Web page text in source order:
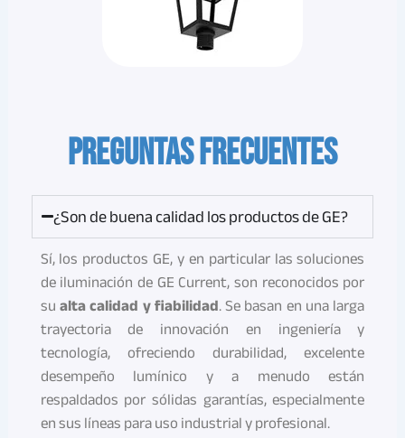
PREGUNTAS FRECUENTES
¿Son de buena calidad los productos de GE?
Sí, los productos GE, y en particular las soluciones
de iluminación de GE Current, son reconocidos por
sualta calidad y fiabilidad. Se basan en una larga
trayectoria de innovación en ingeniería y
tecnología, ofreciendo durabilidad, excelente
desempeño lumínico y a menudo están
respaldados por sólidas garantías, especialmente
en sus líneas para uso industrial y profesional.